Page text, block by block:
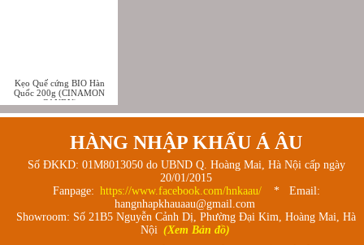
Kẹo Quế cứng BIO Hàn
Quốc 200g (CINAMON
CANDY)
HÀNG NHẬP KHẨU Á ÂU
Số ĐKKD: 01M8013050 do UBND Q. Hoàng Mai, Hà Nội cấp ngày
20/01/2015
Fanpage: https://www.facebook.com/hnkaau/
* Email:
hangnhapkhauaau@gmail.com
Showroom: Số 21B5 Nguyễn Cảnh Dị, Phường Đại Kim, Hoàng Mai, Hà
Nội (Xem Bản đồ)